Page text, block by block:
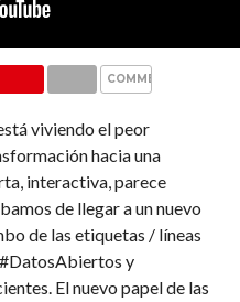
COMMENTS
viviendo el peor
hacia una
interactiva, parece
de llegar a un nuevo
de las etiquetas / líneas
y
El nuevo papel de las